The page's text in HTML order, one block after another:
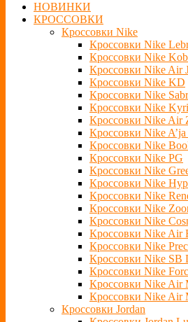
НОВИНКИ
КРОССОВКИ
Кроссовки Nike
Кроссовки Nike
Кроссовки Nike
Кроссовки Nike Air
Кроссовки Nike KD
Кроссовки Nike
Кроссовки Nike
Кроссовки Nike Air
Кроссовки Nike
Кроссовки Nike
Кроссовки Nike PG
Кроссовки Nike
Кроссовки Nike
Кроссовки Nike
Кроссовки Nike
Кроссовки Nike
Кроссовки Nike Air
Кроссовки Nike
Кроссовки Nike SB
Кроссовки Nike
Кроссовки Nike Air
Кроссовки Nike Air
Кроссовки Jordan